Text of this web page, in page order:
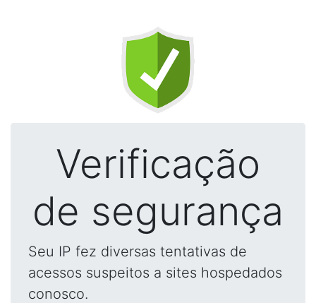
Verificação
de segurança
Seu IP fez diversas tentativas de
acessos suspeitos a sites hospedados
conosco.